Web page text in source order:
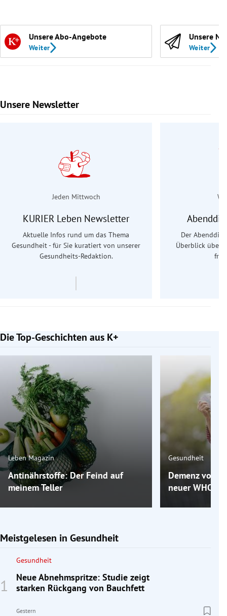
Unsere Abo-Angebote
Weiter
Unsere
Weiter
Unsere Newsletter
Slide 1 von 9
Jeden Mittwoch
KURIER Leben Newsletter
Aktuelle Infos rund um das Thema
Gesundheit - für Sie kuratiert von unserer
Gesundheits-Redaktion.
Der
Überblick über
Die Top-Geschichten aus K+
Slide 1 von 7
Leben Magazin
Antinährstoffe: Der Feind auf
meinem Teller
Gesundheit
Demenz
neuer WHO-
Meistgelesen in Gesundheit
Gesundheit
Neue Abnehmspritze: Studie zeigt
starken Rückgang von Bauchfett
Gestern